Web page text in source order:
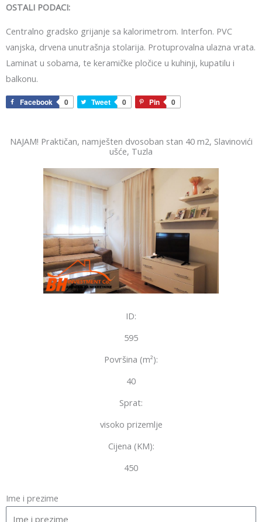
OSTALI PODACI:
Centralno gradsko grijanje sa kalorimetrom. Interfon. PVC
vanjska, drvena unutrašnja stolarija. Protuprovalna ulazna vrata.
Laminat u sobama, te keramičke pločice u kuhinji, kupatilu i
balkonu.
Facebook 0 Tweet 0 Pin 0
NAJAM! Praktičan, namješten dvosoban stan 40 m2, Slavinovići
ušće, Tuzla
ID:
595
Površina (m²):
40
Sprat:
visoko prizemlje
Cijena (KM):
450
Ime i prezime